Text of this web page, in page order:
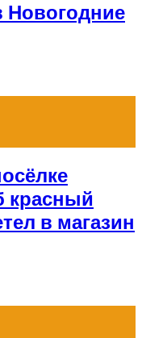
Новогодние
красный
в магазин